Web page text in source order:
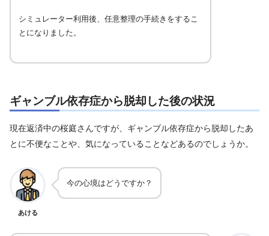
シミュレーター利用後、任意整理の手続きをするこ
とになりました。
ギャンブル依存症から脱却した後の状況
現在返済中の桜庭さんですが、ギャンブル依存症から脱却したあ
とに不便なことや、気になっていることなどあるのでしょうか。
あける
今の心境はどうですか？